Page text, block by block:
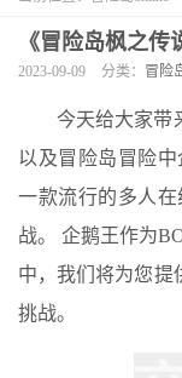
《冒险岛枫之
2023-09-09 分类： 冒险
今天给大家带
以及冒险岛冒险
一款流行的多人
战。 企鹅王作为
中，我们将为您提
挑战。